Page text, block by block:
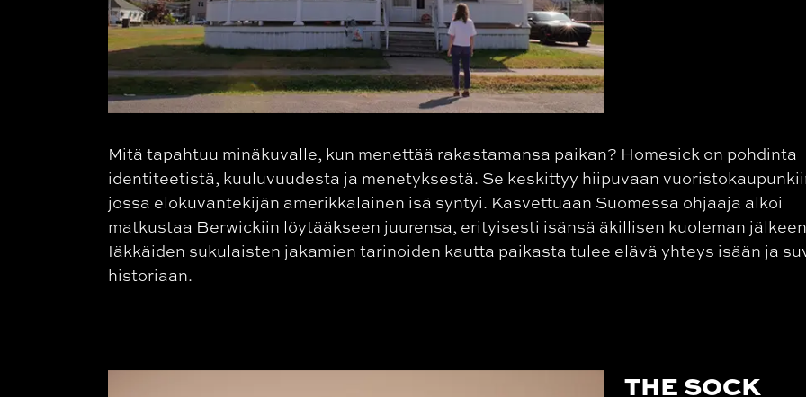
Mitä tapahtuu minäkuvalle, kun menettää rakastamansa paikan? Homesick on pohdinta
identiteetistä, kuuluvuudesta ja menetyksestä. Se keskittyy hiipuvaan
jossa elokuvantekijän amerikkalainen isä syntyi. Kasvettuaan Suomessa ohjaaja alkoi
matkustaa Berwickiin löytääkseen juurensa, erityisesti isänsä äkillisen kuoleman
Iäkkäiden sukulaisten jakamien tarinoiden kautta paikasta tulee elävä yhteys isään ja
historiaan.
THE SOCK